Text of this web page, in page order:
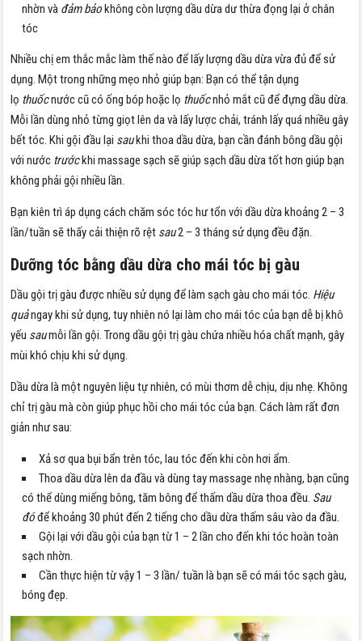
nhờn và đảm bảokhông còn lượng dầu dừa dư thừa đọng lại ở chân
tóc
Nhiều chị em thắc mắc làm thế nào để lấy lượng dầu dừa vừa đủ để sử
dụng. Một trong những mẹo nhỏ giúp bạn: Bạn có thể tận dụng
lọ thuốcnước cũ có ống bóp hoặc lọ thuốcnhỏ mắt cũ để đựng dầu dừa.
Mỗi lần dùng nhỏ từng giọt lên da và lấy lược chải, tránh lấy quá nhiều gây
bết tóc. Khi gội đầu lại saukhi thoa dầu dừa, bạn cần đánh bông dầu gội
với nước trướckhi massage sạch sẽ giúp sạch dầu dừa tốt hơn giúp bạn
không phải gội nhiều lần.
Bạn kiên trì áp dụng cách chăm sóc tóc hư tổn với dầu dừa khoảng 2 – 3
lần/tuần sẽ thấy cải thiện rõ rệt sau2 – 3 tháng sử dụng đều đặn.
Dưỡng tóc bằng dầu dừa cho mái tóc bị gàu
Dầu gội trị gàu được nhiều sử dụng để làm sạch gàu cho mái tóc. Hiệu
quảngay khi sử dụng, tuy nhiên nó lại làm cho mái tóc của bạn dễ bị khô
yếu saumỗi lần gội. Trong dầu gội trị gàu chứa nhiều hóa chất mạnh, gây
mùi khó chịu khi sử dụng.
Dầu dừa là một nguyên liệu tự nhiên, có mùi thơm dễ chịu, dịu nhẹ. Không
chỉ trị gàu mà còn giúp phục hồi cho mái tóc của bạn. Cách làm rất đơn
giản như sau:
Xả sơ qua bụi bẩn trên tóc, lau tóc đến khi còn hơi ẩm.
Thoa dầu dừa lên da đầu và dùng tay massage nhẹ nhàng, bạn cũng
có thể dùng miếng bông, tăm bông để thấm dầu dừa thoa đều. Sau
đóđể khoảng 30 phút đến 2 tiếng cho dầu dừa thấm sâu vào da đầu.
Gội lại với dầu gội của bạn từ 1 – 2 lần cho đến khi tóc hoàn toàn
sạch nhờn.
Cần thực hiện từ vậy 1 – 3 lần/ tuần là bạn sẽ có mái tóc sạch gàu,
bóng đẹp.